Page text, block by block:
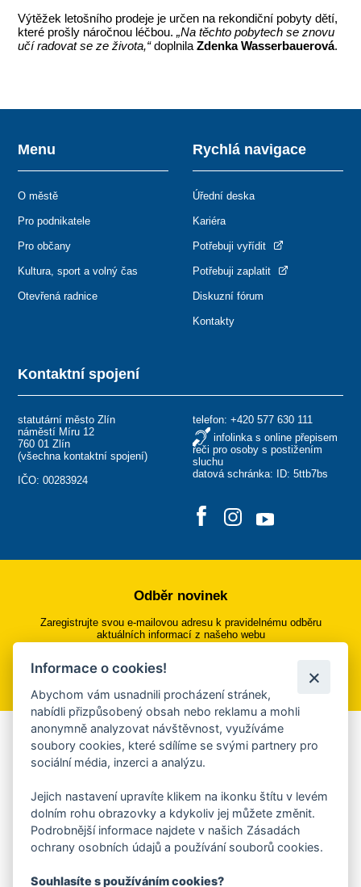
Výtěžek letošního prodeje je určen na rekondiční pobyty dětí,
které prošly náročnou léčbou.„Na těchto pobytech se znovu
učí radovat se ze života,“doplnilaZdenka Wasserbauerová.
Kontaktní spojení
statutární město Zlín
náměstí Míru 12
760 01 Zlín
(všechna kontaktní spojení)
IČO: 00283924
telefon: +420 577 630 111
infolinka s online přepisem
řeči pro osoby s postižením
sluchu
datová schránka: ID: 5ttb7bs
Menu
O městě
Pro podnikatele
Pro občany
Kultura, sport a volný čas
Otevřená radnice
Rychlá navigace
Úřední deska
Kariéra
Potřebuji vyřídit
Potřebuji zaplatit
Diskuzní fórum
Kontakty
Odběr novinek
Zaregistrujte svou e-mailovou adresu k pravidelnému odběru
aktuálních informací z našeho webu
Přihlásit se k odběru
Aplikace Mobilní rozhlas
Chcete dostávat do svého mobilu či mailu upozornění na
ankety, pozvánky na kulturní a sportovní akce?
Více informací o aplikaci
Informace o cookies!
Abychom vám usnadnili procházení stránek,
nabídli přizpůsobený obsah nebo reklamu a mohli
anonymně analyzovat návštěvnost, využíváme
soubory cookies, které sdílíme se svými partnery pro
sociální média, inzerci a analýzu.
Jejich nastavení upravíte klikem na ikonku štítu v levém
dolním rohu obrazovky a kdykoliv jej můžete změnit.
Podrobnější informace najdete v našich Zásadách
ochrany osobních údajů a používání souborů cookies.
Souhlasíte s používáním cookies?